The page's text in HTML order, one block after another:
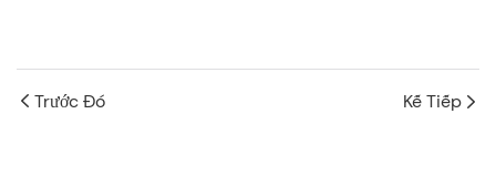
Trước Đó Kế Tiếp